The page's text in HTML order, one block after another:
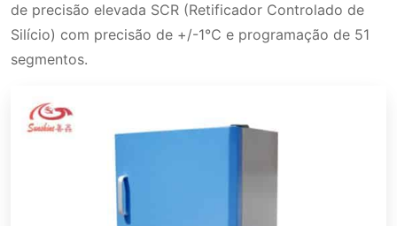
de precisão elevada SCR (Retificador Controlado de
Silício) com precisão de +/-1℃ e programação de 51
segmentos.